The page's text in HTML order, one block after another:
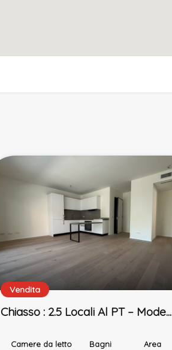
Chiasso : 2.5 Locali Al PT – Mode...
Camere da letto Bagni Area
Vendita